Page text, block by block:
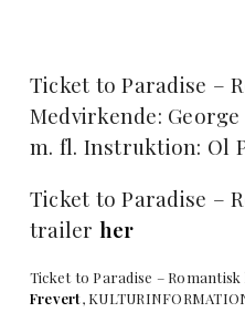
Ticket to Paradise –
Medvirkende:
m. fl. Instruktion: Ol
Ticket to Paradise –
trailer her
Ticket to Paradise –
Frevert,